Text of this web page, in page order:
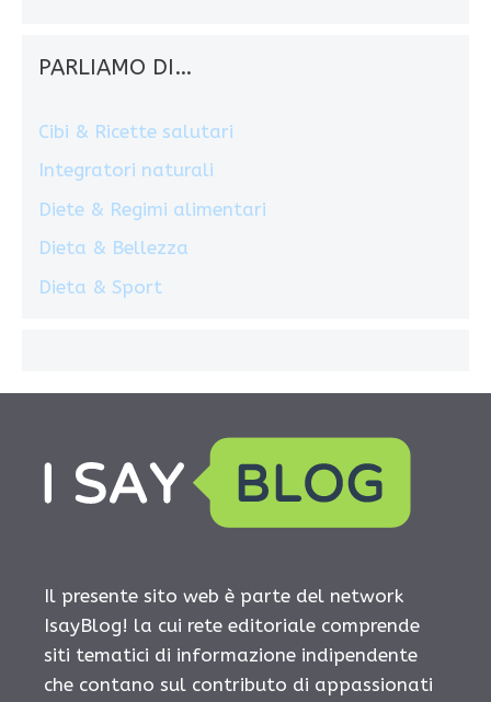
PARLIAMO DI…
Cibi & Ricette salutari
Integratori naturali
Diete & Regimi alimentari
Dieta & Bellezza
Dieta & Sport
Il presente sito web è parte del network
IsayBlog! la cui rete editoriale comprende
siti tematici di informazione indipendente
che contano sul contributo di appassionati